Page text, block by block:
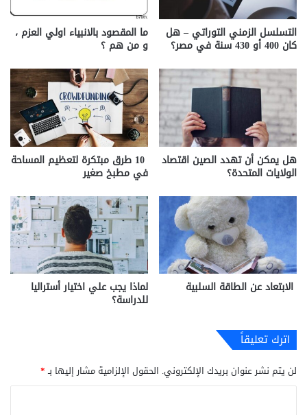
التسلسل الزمني التوراتي – هل
كان 400 أو 430 سنة في مصر؟
ما المقصود بالانبياء اولي العزم ،
و من هم ؟
هل يمكن أن تهدد الصين اقتصاد
الولايات المتحدة؟
10 طرق مبتكرة لتعظيم المساحة
في مطبخ صغير
الابتعاد عن الطاقة السلبية لماذا يجب علي اختيار أستراليا
للدراسة؟
اترك تعليقاً
لن يتم نشر عنوان بريدك الإلكتروني. الحقول الإلزامية مشار إليها بـ*